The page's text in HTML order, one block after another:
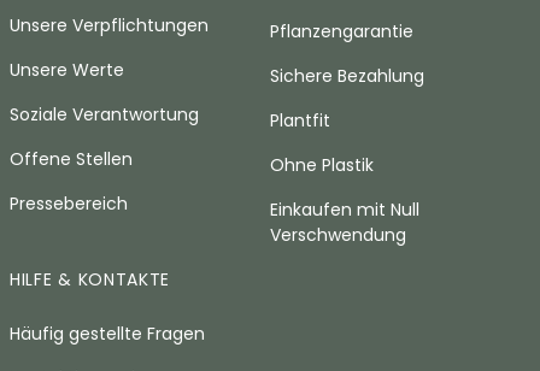
Unsere Verpflichtungen
Unsere Werte
Soziale Verantwortung
Offene Stellen
Pressebereich
Pflanzengarantie
Sichere Bezahlung
Plantfit
Ohne Plastik
Einkaufen mit Null
Verschwendung
HILFE & KONTAKTE
Häufig gestellte Fragen